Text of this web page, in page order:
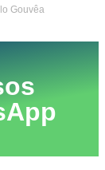
Gouvêa